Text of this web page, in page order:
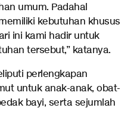
umum. Padahal
kebutuhan khusus
ini kami hadir untuk
tersebut,” katanya.
perlengkapan
untuk anak-anak, obat-
bayi, serta sejumlah